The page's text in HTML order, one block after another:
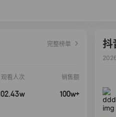
完整榜单
观看人次 销售额
100w+
抖